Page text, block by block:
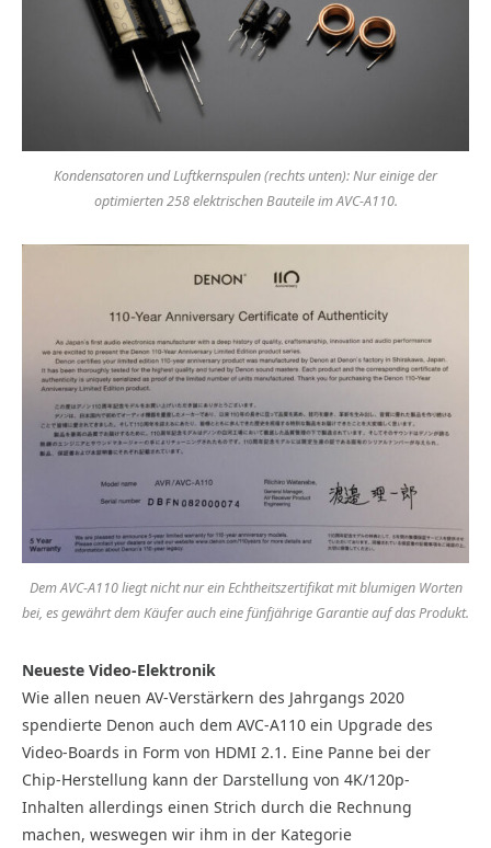
Kondensatoren und Luftkernspulen (rechts unten): Nur einige der
optimierten 258 elektrischen Bauteile im AVC-A110.
Dem AVC-A110 liegt nicht nur ein Echtheitszertifikat mit blumigen Worten
bei, es gewährt dem Käufer auch eine fünfjährige Garantie auf das Produkt.
Neueste Video-Elektronik
Wie allen neuen AV-Verstärkern des Jahrgangs 2020
spendierte Denon auch dem AVC-A110 ein Upgrade des
Video-Boards in Form von HDMI 2.1. Eine Panne bei der
Chip-Herstellung kann der Darstellung von 4K/120p-
Inhalten allerdings einen Strich durch die Rechnung
machen, weswegen wir ihm in der Kategorie